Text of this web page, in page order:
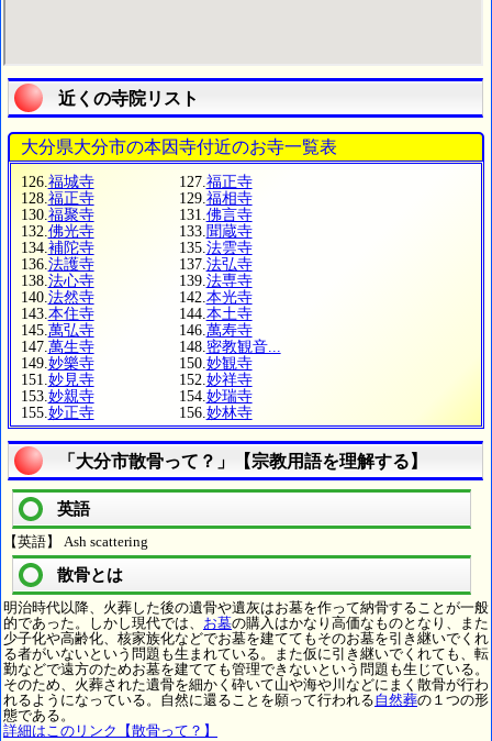
近くの寺院リスト
大分県大分市の本因寺付近のお寺一覧表
126. 福城寺 127. 福正寺
128. 福正寺 129. 福相寺
130. 福聚寺 131. 佛言寺
132. 佛光寺 133. 聞蔵寺
134. 補陀寺 135. 法雲寺
136. 法護寺 137. 法弘寺
138. 法心寺 139. 法専寺
140. 法然寺 142. 本光寺
143. 本住寺 144. 本土寺
145. 萬弘寺 146. 萬寿寺
147. 萬生寺 148. 密教観音...
149. 妙樂寺 150. 妙観寺
151. 妙見寺 152. 妙祥寺
153. 妙親寺 154. 妙瑞寺
155. 妙正寺 156. 妙林寺
「大分市散骨って？」【宗教用語を理解する】
英語
【英語】 Ash scattering
散骨とは
明治時代以降、火葬した後の遺骨や遺灰はお墓を作って納骨することが一般
的であった。しかし現代では、 お墓の購入はかなり高価なものとなり、また
少子化や高齢化、核家族化などでお墓を建ててもそのお墓を引き継いでくれ
る者がいないという問題も生まれている。また仮に引き継いでくれても、転
勤などで遠方のためお墓を建てても管理できないという問題も生じている。
そのため、火葬された遺骨を細かく砕いて山や海や川などにまく散骨が行わ
れるようになっている。自然に還ることを願って行われる自然葬の１つの形
態である。
詳細はこのリンク【散骨って？】